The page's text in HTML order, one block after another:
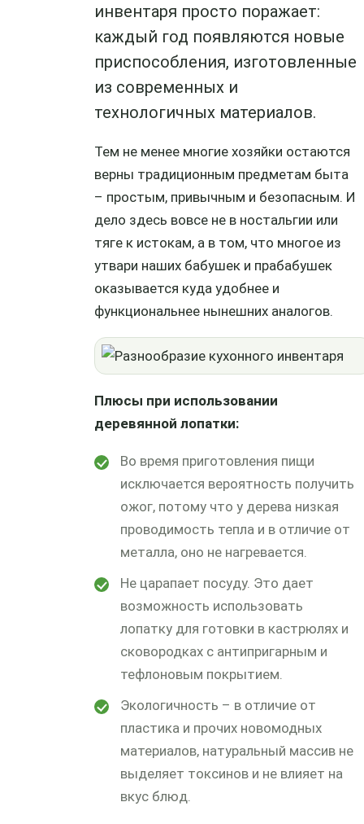
инвентаря просто поражает:
каждый год появляются новые
приспособления, изготовленные
из современных и
технологичных материалов.
Тем не менее многие хозяйки остаются
верны традиционным предметам быта
– простым, привычным и безопасным. И
дело здесь вовсе не в ностальгии или
тяге к истокам, а в том, что многое из
утвари наших бабушек и прабабушек
оказывается куда удобнее и
функциональнее нынешних аналогов.
Плюсы при использовании
деревянной лопатки:
Во время приготовления пищи
исключается вероятность получить
ожог, потому что у дерева низкая
проводимость тепла и в отличие от
металла, оно не нагревается.
Не царапает посуду. Это дает
возможность использовать
лопатку для готовки в кастрюлях и
сковородках с антипригарным и
тефлоновым покрытием.
Экологичность – в отличие от
пластика и прочих новомодных
материалов, натуральный массив не
выделяет токсинов и не влияет на
вкус блюд.